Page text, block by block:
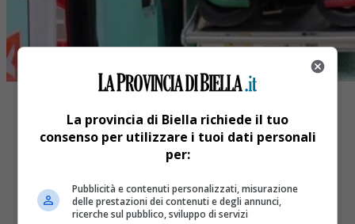
Tweet
La provincia di Biella richiede il tuo
consenso per utilizzare i tuoi dati personali
per:
Pubblicità e contenuti personalizzati, misurazione
delle prestazioni dei contenuti e degli annunci,
ricerche sul pubblico, sviluppo di servizi